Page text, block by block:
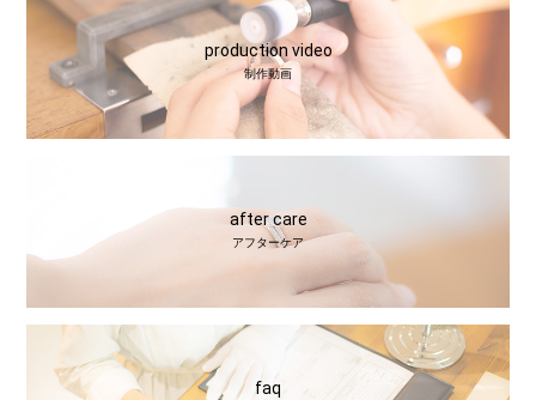
production video
制作動画
after care
アフターケア
faq